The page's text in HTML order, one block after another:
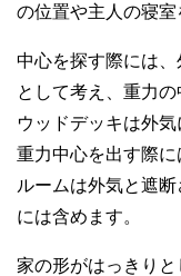
の位置や主人の寝室
中心を探す際には
として考え、重力
ウッドデッキは外
重力中心を出す際
ルームは外気と遮
には含めます。
家の形がはっきり